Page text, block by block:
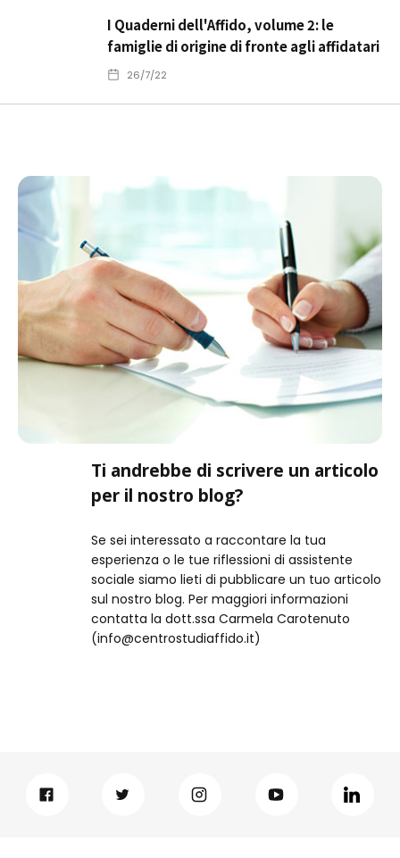
I Quaderni dell'Affido, volume 2: le
famiglie di origine di fronte agli affidatari
26/7/22
Ti andrebbe di scrivere un articolo
per il nostro blog?
Se sei interessato a raccontare la tua
esperienza o le tue riflessioni di assistente
sociale siamo lieti di pubblicare un tuo articolo
sul nostro blog. Per maggiori informazioni
contatta la dott.ssa Carmela Carotenuto
(info@centrostudiaffido.it)